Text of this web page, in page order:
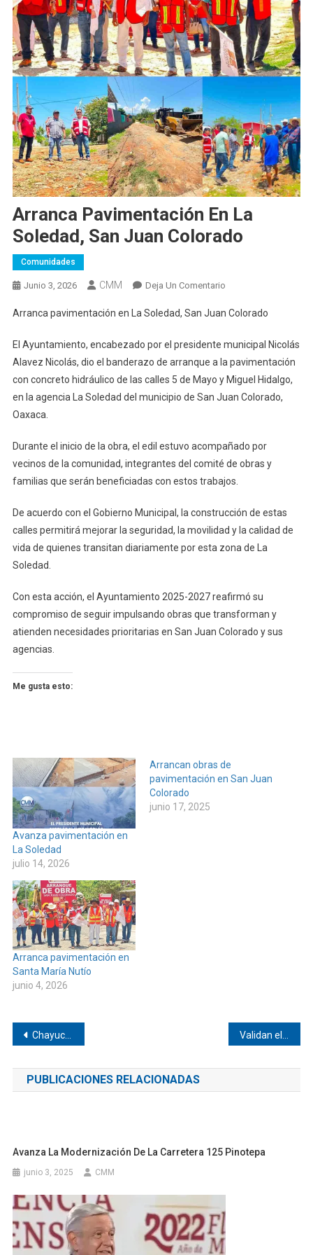
Arranca Pavimentación En La
Soledad, San Juan Colorado
Comunidades
Junio 3, 2026 CMM Deja Un ComentarioEn
Pavimentación
La
Soledad,
San
Juan
Arranca pavimentación en La Soledad, San Juan Colorado
El Ayuntamiento, encabezado por el presidente municipal Nicolás
Alavez Nicolás, dio el banderazo de arranque a la pavimentación
con concreto hidráulico de las calles 5 de Mayo y Miguel Hidalgo,
en la agencia La Soledad del municipio de San Juan Colorado,
Oaxaca.
Durante el inicio de la obra, el edil estuvo acompañado por
vecinos de la comunidad, integrantes del comité de obras y
familias que serán beneficiadas con estos trabajos.
De acuerdo con el Gobierno Municipal, la construcción de estas
calles permitirá mejorar la seguridad, la movilidad y la calidad de
vida de quienes transitan diariamente por esta zona de La
Soledad.
Con esta acción, el Ayuntamiento 2025-2027 reafirmó su
compromiso de seguir impulsando obras que transforman y
atienden necesidades prioritarias en San Juan Colorado y sus
agencias.
Me gusta esto:
Avanza pavimentación en
La Soledad
julio 14, 2026
Arrancan obras de
pavimentación en San Juan
Colorado
junio 17, 2025
Arranca pavimentación en
Santa María Nutío
junio 4, 2026
Navegación
de
entradas
Chayuco gestiona atención a caminos Validan elección en Mechoacán
PUBLICACIONES RELACIONADAS
Avanza La Modernización De La Carretera 125 Pinotepa
junio 3, 2025 CMM